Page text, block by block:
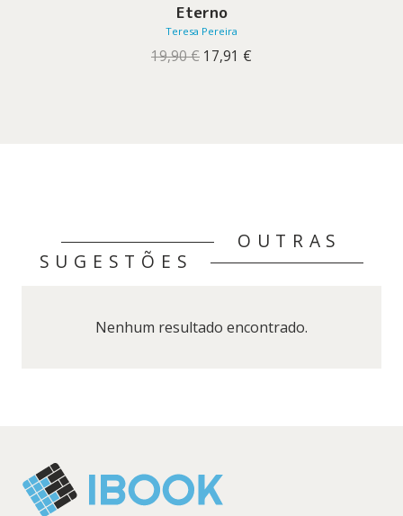
Eterno
Teresa Pereira
19,90€ O
17,91 €
OUTRAS
SUGESTÕES
Nenhum resultado encontrado.